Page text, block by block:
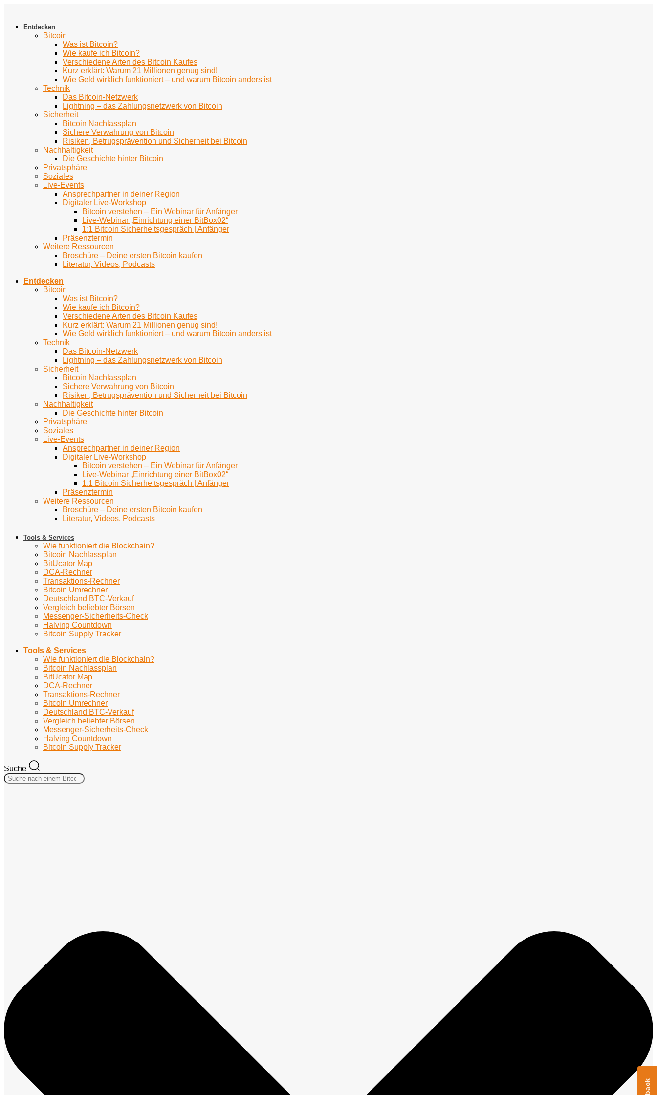
springenEntdecken
Bitcoin
Was ist Bitcoin?
Wie kaufe ich Bitcoin?
Verschiedene Arten des Bitcoin Kaufes
Kurz erklärt: Warum 21 Millionen genug sind!
Wie Geld wirklich funktioniert – und warum Bitcoin anders ist
Technik
Das Bitcoin-Netzwerk
Lightning – das Zahlungsnetzwerk von Bitcoin
Sicherheit
Bitcoin Nachlassplan
Sichere Verwahrung von Bitcoin
Risiken, Betrugsprävention und Sicherheit bei Bitcoin
Nachhaltigkeit
Die Geschichte hinter Bitcoin
Privatsphäre
Soziales
Live-Events
Ansprechpartner in deiner Region
Digitaler Live-Workshop
Bitcoin verstehen – Ein Webinar für Anfänger
Live-Webinar „Einrichtung einer BitBox02“
1:1 Bitcoin Sicherheitsgespräch | Anfänger
Präsenztermin
Weitere Ressourcen
Broschüre – Deine ersten Bitcoin kaufen
Literatur, Videos, Podcasts
Entdecken
Bitcoin
Was ist Bitcoin?
Wie kaufe ich Bitcoin?
Verschiedene Arten des Bitcoin Kaufes
Kurz erklärt: Warum 21 Millionen genug sind!
Wie Geld wirklich funktioniert – und warum Bitcoin anders ist
Technik
Das Bitcoin-Netzwerk
Lightning – das Zahlungsnetzwerk von Bitcoin
Sicherheit
Bitcoin Nachlassplan
Sichere Verwahrung von Bitcoin
Risiken, Betrugsprävention und Sicherheit bei Bitcoin
Nachhaltigkeit
Die Geschichte hinter Bitcoin
Privatsphäre
Soziales
Live-Events
Ansprechpartner in deiner Region
Digitaler Live-Workshop
Bitcoin verstehen – Ein Webinar für Anfänger
Live-Webinar „Einrichtung einer BitBox02“
1:1 Bitcoin Sicherheitsgespräch | Anfänger
Präsenztermin
Weitere Ressourcen
Broschüre – Deine ersten Bitcoin kaufen
Literatur, Videos, Podcasts
Tools & Services
Wie funktioniert die Blockchain?
Bitcoin Nachlassplan
BitUcator Map
DCA-Rechner
Transaktions-Rechner
Bitcoin Umrechner
Deutschland BTC-Verkauf
Vergleich beliebter Börsen
Messenger-Sicherheits-Check
Halving Countdown
Bitcoin Supply Tracker
Tools & Services
Wie funktioniert die Blockchain?
Bitcoin Nachlassplan
BitUcator Map
DCA-Rechner
Transaktions-Rechner
Bitcoin Umrechner
Deutschland BTC-Verkauf
Vergleich beliebter Börsen
Messenger-Sicherheits-Check
Halving Countdown
Bitcoin Supply Tracker
Suche